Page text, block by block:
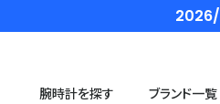
2026/
腕時計を探す ブランド一覧